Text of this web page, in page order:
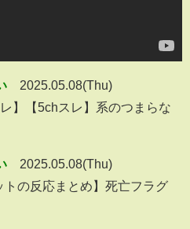
2025.05.08(Thu)
】【5chスレ】系のつまらな
2025.05.08(Thu)
の反応まとめ】死亡フラグ